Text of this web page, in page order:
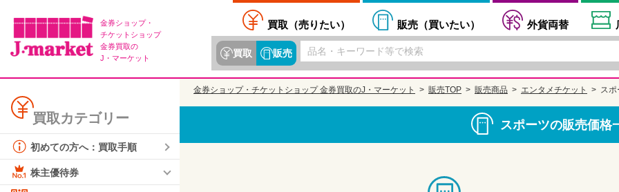
金券ショップ・
チケットショップ
金券買取の
J・マーケット
買取（売りたい） 販売（買いたい） 外貨両替
買取 販売
買取カテゴリー
初めての方へ：買取手順
株主優待券
金券ショップ・チケットショップ 金券買取のJ・マーケット 販売TOP 販売商品 エンタメチケット スポ
スポーツの販売価格